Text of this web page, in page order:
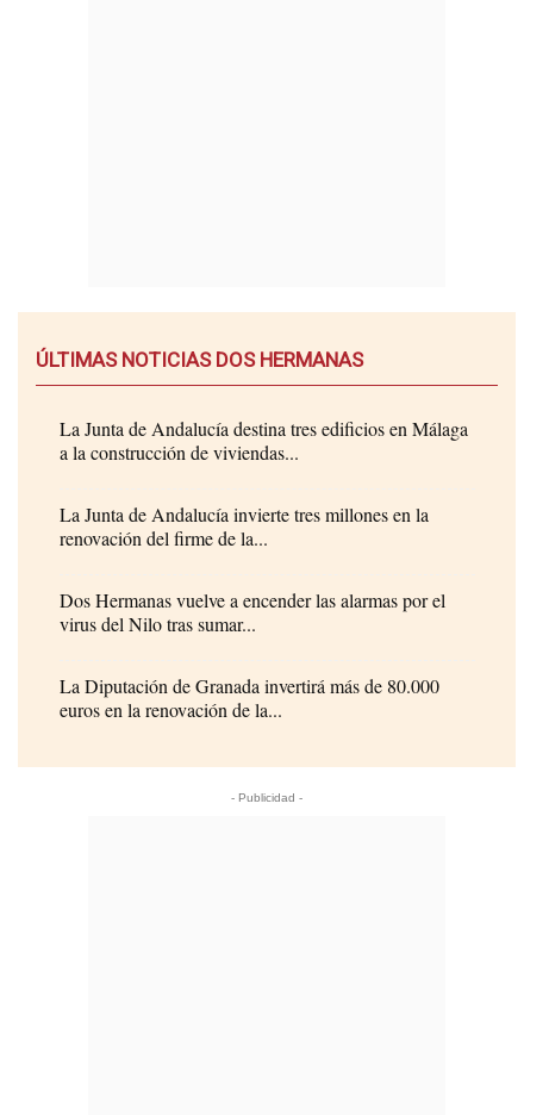
ÚLTIMAS NOTICIAS DOS HERMANAS
La Junta de Andalucía destina tres edificios en Málaga
a la construcción de viviendas...
La Junta de Andalucía invierte tres millones en la
renovación del firme de la...
Dos Hermanas vuelve a encender las alarmas por el
virus del Nilo tras sumar...
La Diputación de Granada invertirá más de 80.000
euros en la renovación de la...
- Publicidad -